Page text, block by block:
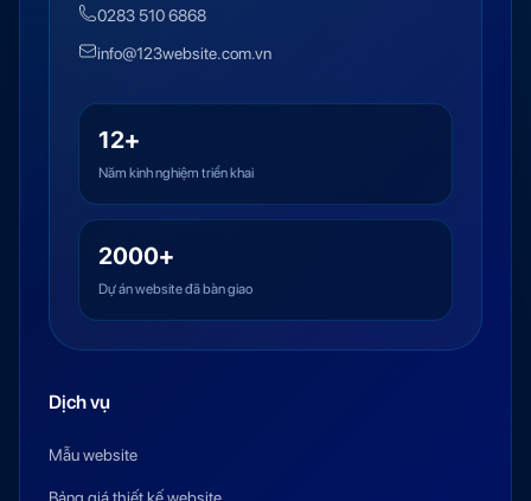
0283 510 6868
info@123website.com.vn
12+
Năm kinh nghiệm triển khai
2000+
Dự án website đã bàn giao
Dịch vụ
Mẫu website